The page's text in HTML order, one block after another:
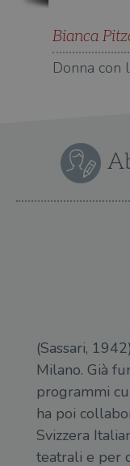
Bianca
Donna con
(Sassari,
Milano. Già
programmi
ha poi
Svizzera
teatrali e per